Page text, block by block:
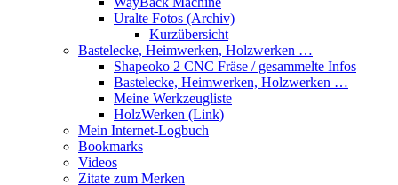
Uralte Fotos (Archiv)
Kurzübersicht
Bastelecke, Heimwerken, Holzwerken …
Shapeoko 2 CNC Fräse / gesammelte Infos
Bastelecke, Heimwerken, Holzwerken …
Meine Werkzeugliste
HolzWerken (Link)
Mein Internet-Logbuch
Bookmarks
Videos
Zitate zum Merken